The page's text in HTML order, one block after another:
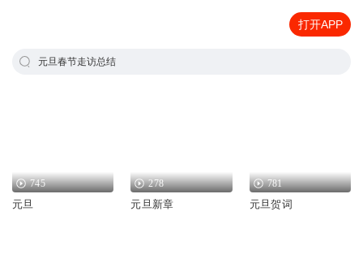
打开APP
元旦春节走访总结
745
元旦
278
元旦新章
781
元旦贺词